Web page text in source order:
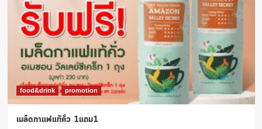
ลด
food&drink promotion
เมล็ดกาแฟแท้คั่ว 1แถม1